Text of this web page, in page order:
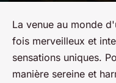
La venue au monde
fois merveilleux et
sensations uniques.
manière sereine et